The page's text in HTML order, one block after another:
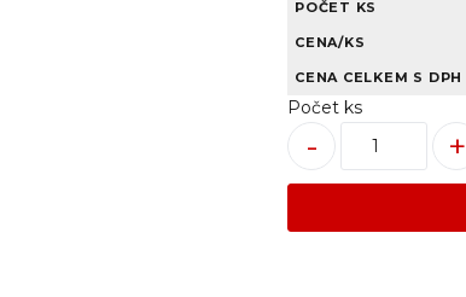
POČET KS
CENA/KS
CENA CELKEM S DPH
Počet ks
+
-